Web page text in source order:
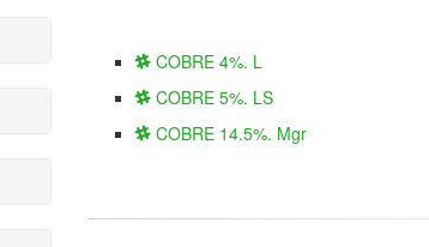
COBRE 4%. L
COBRE 5%. LS
COBRE 14.5%. Mgr